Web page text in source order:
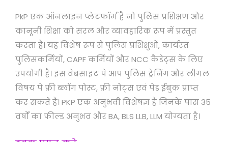
PkP एक ऑनलाइन प्लेटफॉर्म है जो पुलिस प्रशिक्षण और
कानूनी शिक्षा को सरल और व्यावहारिक रूप में प्रस्तुत
करता है। यह विशेष रूप से पुलिस प्रशिक्षुओं, कार्यरत
पुलिसकर्मियों, CAPF कर्मियों और NCC कैडेट्स के लिए
उपयोगी है। इस वेबसाइट पे आप पुलिस ट्रेनिंग और लीगल
विषय पे फ्री ब्लॉग पोस्ट, फ्री नोट्स एवं पेड ईबुक प्राप्त
कर सकते हैं। PKP एक अनुभवी विशेषज्ञ हैं जिनके पास 35
वर्षों का फील्ड अनुभव और BA, BLS LLB, LLM योग्यता है।